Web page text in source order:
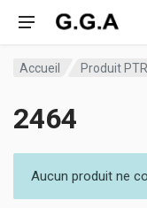
Accueil Produit
2464
Aucun produit ne